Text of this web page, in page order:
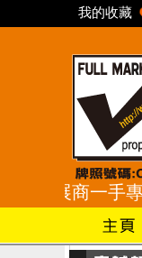
我的收藏
組 8101 2345 /